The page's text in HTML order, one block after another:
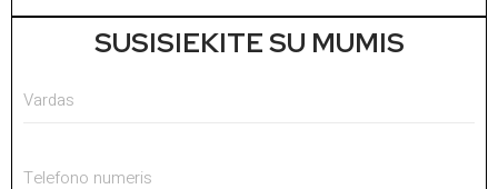
SUSISIEKITE SU MUMIS